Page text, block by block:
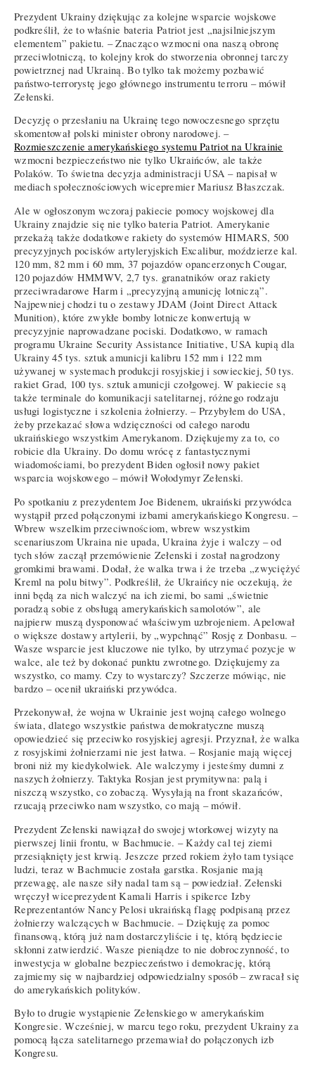
Prezydent Ukrainy dziękując za kolejne wsparcie wojskowe
podkreślił, że to właśnie bateria Patriot jest „najsilniejszym
elementem” pakietu. – Znacząco wzmocni ona naszą obronę
przeciwlotniczą, to kolejny krok do stworzenia obronnej tarczy
powietrznej nad Ukrainą. Bo tylko tak możemy pozbawić
państwo-terrorystę jego głównego instrumentu terroru – mówił
Zełenski.
Decyzję o przesłaniu na Ukrainę tego nowoczesnego sprzętu
skomentował polski minister obrony narodowej. –
Rozmieszczenie amerykańskiego systemu Patriot na Ukrainie
wzmocni bezpieczeństwo nie tylko Ukraińców, ale także
Polaków. To świetna decyzja administracji USA – napisał w
mediach społecznościowych wicepremier Mariusz Błaszczak.
Ale w ogłoszonym wczoraj pakiecie pomocy wojskowej dla
Ukrainy znajdzie się nie tylko bateria Patriot. Amerykanie
przekażą także dodatkowe rakiety do systemów HIMARS, 500
precyzyjnych pocisków artyleryjskich Excalibur, moździerze kal.
120 mm, 82 mm i 60 mm, 37 pojazdów opancerzonych Cougar,
120 pojazdów HMMWV, 2,7 tys. granatników oraz rakiety
przeciwradarowe Harm i „precyzyjną amunicję lotniczą”.
Najpewniej chodzi tu o zestawy JDAM (Joint Direct Attack
Munition), które zwykłe bomby lotnicze konwertują w
precyzyjnie naprowadzane pociski. Dodatkowo, w ramach
programu Ukraine Security Assistance Initiative, USA kupią dla
Ukrainy 45 tys. sztuk amunicji kalibru 152 mm i 122 mm
używanej w systemach produkcji rosyjskiej i sowieckiej, 50 tys.
rakiet Grad, 100 tys. sztuk amunicji czołgowej. W pakiecie są
także terminale do komunikacji satelitarnej, różnego rodzaju
usługi logistyczne i szkolenia żołnierzy. – Przybyłem do USA,
żeby przekazać słowa wdzięczności od całego narodu
ukraińskiego wszystkim Amerykanom. Dziękujemy za to, co
robicie dla Ukrainy. Do domu wrócę z fantastycznymi
wiadomościami, bo prezydent Biden ogłosił nowy pakiet
wsparcia wojskowego – mówił Wołodymyr Zełenski.
Po spotkaniu z prezydentem Joe Bidenem, ukraiński przywódca
wystąpił przed połączonymi izbami amerykańskiego Kongresu. –
Wbrew wszelkim przeciwnościom, wbrew wszystkim
scenariuszom Ukraina nie upada, Ukraina żyje i walczy – od
tych słów zaczął przemówienie Zełenski i został nagrodzony
gromkimi brawami. Dodał, że walka trwa i że trzeba „zwyciężyć
Kreml na polu bitwy”. Podkreślił, że Ukraińcy nie oczekują, że
inni będą za nich walczyć na ich ziemi, bo sami „świetnie
poradzą sobie z obsługą amerykańskich samolotów”, ale
najpierw muszą dysponować właściwym uzbrojeniem. Apelował
o większe dostawy artylerii, by „wypchnąć” Rosję z Donbasu. –
Wasze wsparcie jest kluczowe nie tylko, by utrzymać pozycje w
walce, ale też by dokonać punktu zwrotnego. Dziękujemy za
wszystko, co mamy. Czy to wystarczy? Szczerze mówiąc, nie
bardzo – ocenił ukraiński przywódca.
Przekonywał, że wojna w Ukrainie jest wojną całego wolnego
świata, dlatego wszystkie państwa demokratyczne muszą
opowiedzieć się przeciwko rosyjskiej agresji. Przyznał, że walka
z rosyjskimi żołnierzami nie jest łatwa. – Rosjanie mają więcej
broni niż my kiedykolwiek. Ale walczymy i jesteśmy dumni z
naszych żołnierzy. Taktyka Rosjan jest prymitywna: palą i
niszczą wszystko, co zobaczą. Wysyłają na front skazańców,
rzucają przeciwko nam wszystko, co mają – mówił.
Prezydent Zełenski nawiązał do swojej wtorkowej wizyty na
pierwszej linii frontu, w Bachmucie. – Każdy cal tej ziemi
przesiąknięty jest krwią. Jeszcze przed rokiem żyło tam tysiące
ludzi, teraz w Bachmucie została garstka. Rosjanie mają
przewagę, ale nasze siły nadal tam są – powiedział. Zełenski
wręczył wiceprezydent Kamali Harris i spikerce Izby
Reprezentantów Nancy Pelosi ukraińską flagę podpisaną przez
żołnierzy walczących w Bachmucie. – Dziękuję za pomoc
finansową, którą już nam dostarczyliście i tę, którą będziecie
skłonni zatwierdzić. Wasze pieniądze to nie dobroczynność, to
inwestycja w globalne bezpieczeństwo i demokrację, którą
zajmiemy się w najbardziej odpowiedzialny sposób – zwracał się
do amerykańskich polityków.
Było to drugie wystąpienie Zełenskiego w amerykańskim
Kongresie. Wcześniej, w marcu tego roku, prezydent Ukrainy za
pomocą łącza satelitarnego przemawiał do połączonych izb
Kongresu.